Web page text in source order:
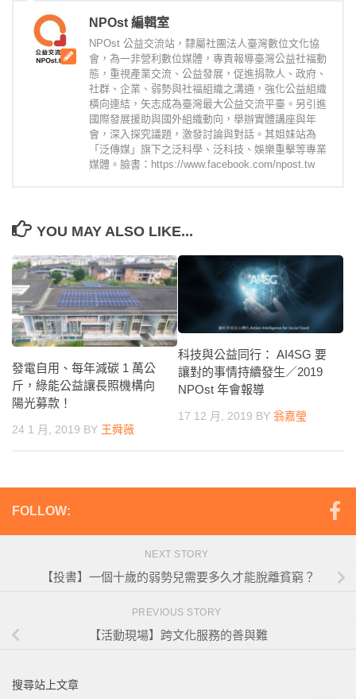
NPOst 編輯室
NPOst 公益交流站，隸屬社團法人臺灣數位文化協
會，為一非營利數位媒體，專責報導臺灣公益社福動
態，重視產業交流、公益發展，促進捐款人、政府、
社群、企業、弱勢與社福組織之溝通，強化公益組織
橫向連結，矢志成為臺灣最大公益交流平臺。另引進
國際發展援助與國外組織動向，舉辦實體講座與年
會，深入探究議題，激發討論與對話。其姐妹站為
「泛傳媒」旗下之泛科學、泛科技、娛樂重擊等專業
媒體。臉書：https://www.facebook.com/npost.tw
YOU MAY ALSO LIKE...
發電自用、每年減碳 1 萬公
斤，綠能公益讓長照機構向
陽光募款！
24 1 月, 2019 BY 王舜薇
科技與公益同行： AI4SG 要
讓對的事情持續發生／2019
NPOst 年會報導
17 12 月, 2019 BY 翁嘉瑩
FOLLOW:
NEXT STORY
【投書】一個十歲的弱勢兒需要多久才能脫離貧窮？
PREVIOUS STORY
【活動現場】跨文化服務的善與難
搜尋站上文章